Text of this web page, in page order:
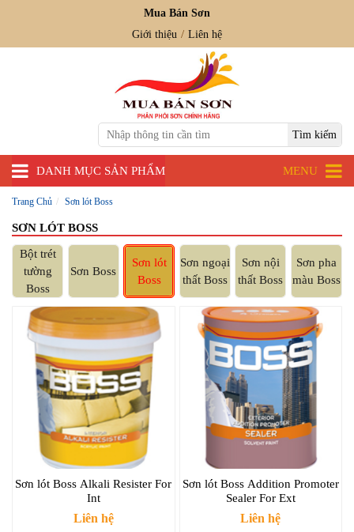
Mua Bán Sơn
Giới thiệu
Liên hệ
DANH MỤC SẢN PHẨM MENU
Trang Chủ Sơn lót Boss
SƠN LÓT BOSS
Bột trét
tường
Boss
Sơn Boss
Sơn lót
Boss
Sơn ngoại
thất Boss
Sơn nội
thất Boss
Sơn pha
màu Boss
Sơn lót Boss Alkali Resister For
Int
Liên hệ
Sơn lót Boss Addition Promoter
Sealer For Ext
Liên hệ